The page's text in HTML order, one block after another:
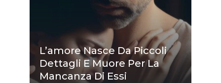
L’amore Nasce Da Piccoli
Dettagli E Muore Per La
Mancanza Di Essi